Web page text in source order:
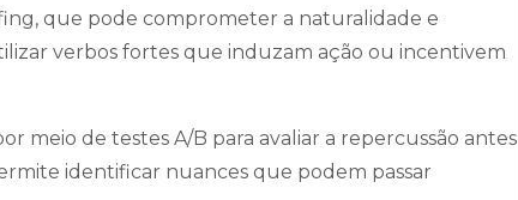
que pode comprometer a naturalidade e
verbos fortes que induzam ação ou incentivem
meio de testes A/B para avaliar a repercussão antes
identificar nuances que podem passar